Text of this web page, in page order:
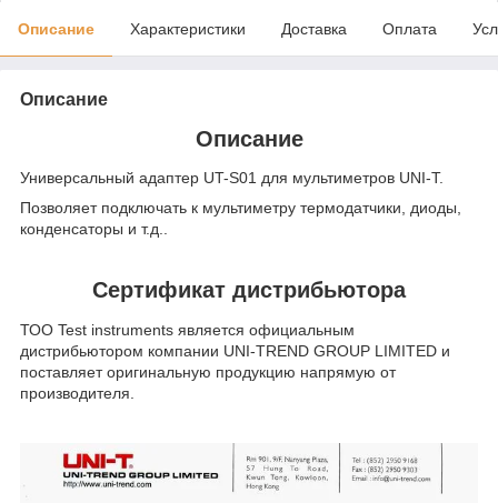
Описание Характеристики Доставка Оплата
Описание
Описание
Универсальный адаптер UT-S01 для мультиметров UNI-T.
Позволяет подключать к мультиметру термодатчики, диоды,
конденсаторы и т.д..
Сертификат дистрибьютора
ТОО Test instruments является официальным
дистрибьютором компании UNI-TREND GROUP LIMITED и
поставляет оригинальную продукцию напрямую от
производителя.